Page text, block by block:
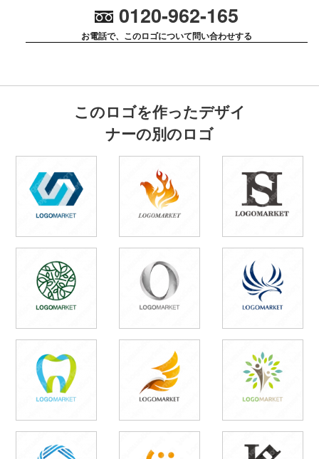
0120-962-165
お電話で、このロゴについて問い合わせする
このロゴを作ったデザイ
ナーの別のロゴ